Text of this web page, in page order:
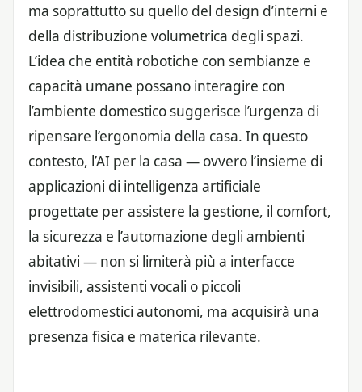
ma soprattutto su quello del design d’interni e
della distribuzione volumetrica degli spazi.
L’idea che entità robotiche con sembianze e
capacità umane possano interagire con
l’ambiente domestico suggerisce l’urgenza di
ripensare l’ergonomia della casa. In questo
contesto, l’AI per la casa — ovvero l’insieme di
applicazioni di intelligenza artificiale
progettate per assistere la gestione, il comfort,
la sicurezza e l’automazione degli ambienti
abitativi — non si limiterà più a interfacce
invisibili, assistenti vocali o piccoli
elettrodomestici autonomi, ma acquisirà una
presenza fisica e materica rilevante.